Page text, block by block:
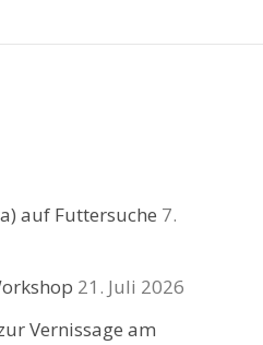
auf Futtersuche 7.
21. Juli 2026
Vernissage am